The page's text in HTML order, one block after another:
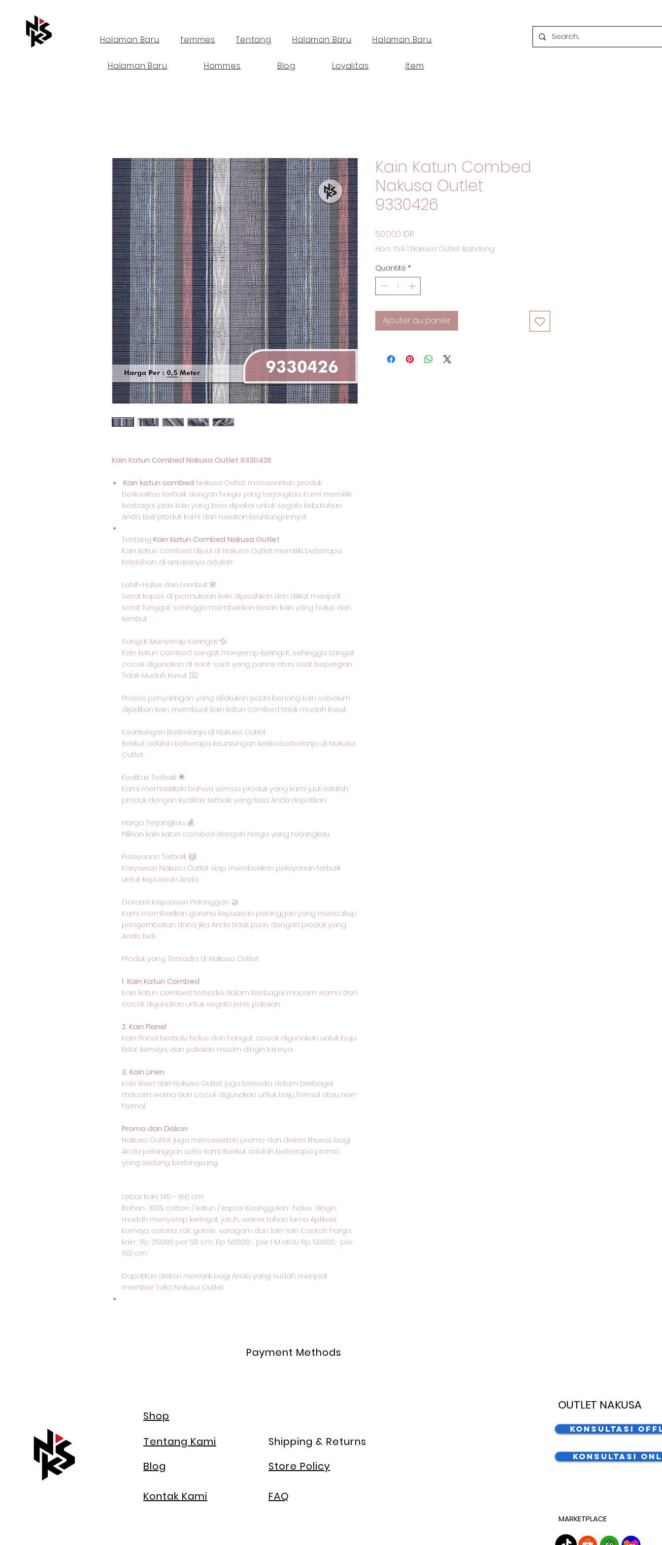
Halaman Baru femmes Tentang Halaman Baru Halaman Baru
Halaman Baru Hommes Blog Loyalitas Item
Kain Katun Combed Nakusa Outlet 9330426
.Kain katun combed Nakusa Outlet menawarkan produk
berkualitas terbaik dengan harga yang terjangkau. Kami memiliki
berbagai jenis kain yang bisa dipakai untuk segala kebutuhan
Anda. Beli produk kami dan rasakan keuntungannya!
Tentang Kain Katun Combed Nakusa Outlet
Kain katun combed dijual di Nakusa Outlet memiliki beberapa
kelebihan, di antaranya adalah:
Lebih Halus dan Lembut 🌸
Serat kapas di permukaan kain dipisahkan dan diikat menjadi
serat tunggal, sehingga memberikan kesan kain yang halus dan
lembut.
Sangat Menyerap Keringat 💦
Kain katun combed sangat menyerap keringat, sehingga sangat
cocok digunakan di saat-saat yang panas atau saat bepergian.
Tidak Mudah Kusut 🙅‍♂️
Proses penyaringan yang dilakukan pada benang kain sebelum
dijadikan kain, membuat kain katun combed tidak mudah kusut.
Keuntungan Berbelanja di Nakusa Outlet
Berikut adalah beberapa keuntungan ketika berbelanja di Nakusa
Outlet:
Kualitas Terbaik 🌟
Kami memastikan bahwa semua produk yang kami jual adalah
produk dengan kualitas terbaik yang bisa Anda dapatkan.
Harga Terjangkau 💰
Pilihan kain katun combed dengan harga yang terjangkau.
Pelayanan Terbaik 🙌
Karyawan Nakusa Outlet siap memberikan pelayanan terbaik
untuk kepuasan Anda.
Garansi Kepuasan Pelanggan 🤝
Kami memberikan garansi kepuasan pelanggan yang mencakup
pengembalian dana jika Anda tidak puas dengan produk yang
Anda beli.
Produk yang Tersedia di Nakusa Outlet
1. Kain Katun Combed
Kain katun combed tersedia dalam berbagai macam warna dan
cocok digunakan untuk segala jenis pakaian.
2. Kain Flanel
Kain flanel berbulu halus dan hangat, cocok digunakan untuk baju
tidur, kemeja, dan pakaian musim dingin lainnya.
3. Kain Linen
Kain linen dari Nakusa Outlet juga tersedia dalam berbagai
macam warna dan cocok digunakan untuk baju formal atau non-
formal.
Promo dan Diskon
Nakusa Outlet juga menawarkan promo dan diskon khusus bagi
Anda pelanggan setia kami. Berikut adalah beberapa promo
yang sedang berlangsung:
Lebar kain: 145 - 150 cm
Bahan : 100% cotton / katun / kapas Keunggulan : halus, dingin,
mudah menyerap keringat, jatuh, warna tahan lama Aplikasi:
kemeja, celana, rok, gamis, seragam dan lain-lain Contoh harga
kain : Rp 25000 per 50 cm, Rp. 50000,- per 1 M atau Rp. 50000- per
100 cm
Dapatkan diskon menarik bagi Anda yang sudah menjadi
member Toko Nakusa Outlet
Kain Katun Combed
Nakusa Outlet
9330426
50 000 IDR
Hors TVA
Nakusa Outlet Bandung
Quantité *
Ajouter au panier
Payment Methods
Shop
Tentang Kami
Blog
Kontak Kami
Shipping & Returns
Store Policy
FAQ
OUTLET NAKUSA
Konsultasi
Konsultasi
MARKETPLACE